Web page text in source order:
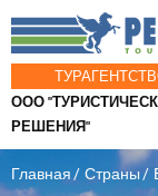
ООО
РЕШЕНИЯ"
Главная Страны